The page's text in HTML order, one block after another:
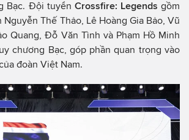
Bạc. Đội tuyển Crossfire: Legends gồm
Thế Thảo, Lê Hoàng Gia Bảo, Vũ
Quang, Đỗ Văn Tình và Phạm Hồ Minh
chương Bạc, góp phần quan trọng vào
đoàn Việt Nam.